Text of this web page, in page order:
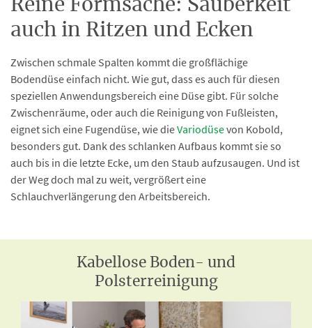
Reine Formsache: Sauberkeit
auch in Ritzen und Ecken
Zwischen schmale Spalten kommt die großflächige
Bodendüse einfach nicht. Wie gut, dass es auch für diesen
speziellen Anwendungsbereich eine Düse gibt. Für solche
Zwischenräume, oder auch die Reinigung von Fußleisten,
eignet sich eine Fugendüse, wie dieVariodüsevon Kobold,
besonders gut. Dank des schlanken Aufbaus kommt sie so
auch bis in die letzte Ecke, um den Staub aufzusaugen. Und ist
der Weg doch mal zu weit, vergrößert eine
Schlauchverlängerung den Arbeitsbereich.
Kabellose Boden- und
Polsterreinigung